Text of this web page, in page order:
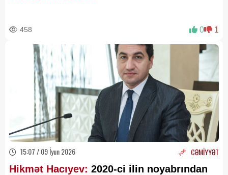
458 0 1
15:07 / 09 İyun 2026 CƏMİYYƏT
Hikmət Hacıyev: 2020-ci ilin noyabrından